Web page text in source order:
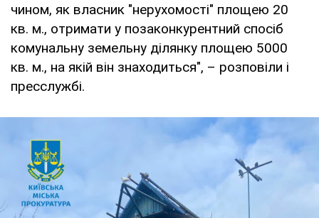
чином, як власник "нерухомості" площею 20
кв. м., отримати у позаконкурентний спосіб
комунальну земельну ділянку площею 5000
кв. м., на якій він знаходиться", – розповіли і
пресслужбі.